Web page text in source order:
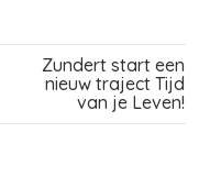
Zundert start een
nieuw traject Tijd
van je Leven!